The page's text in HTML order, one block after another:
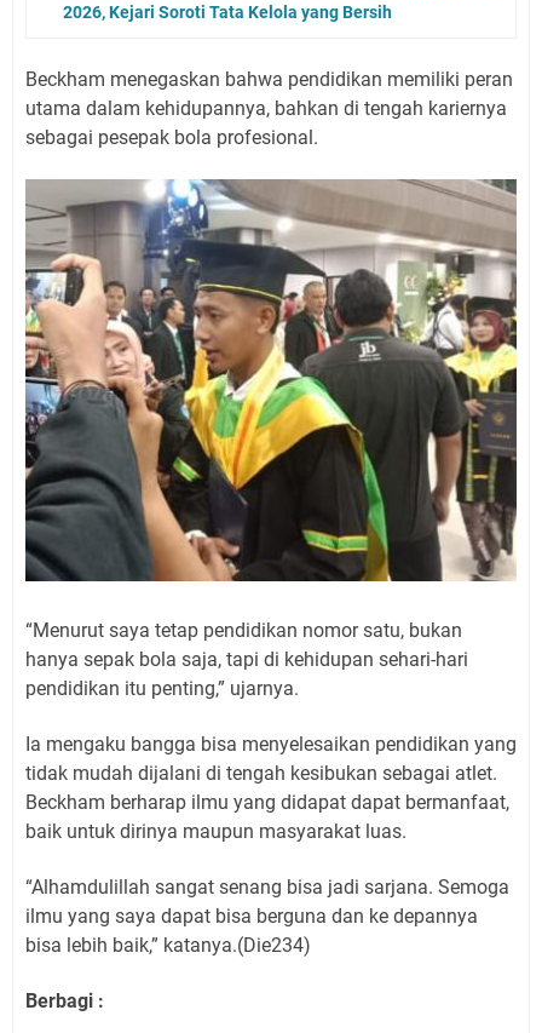
2026, Kejari Soroti Tata Kelola yang Bersih
Beckham menegaskan bahwa pendidikan memiliki peran
utama dalam kehidupannya, bahkan di tengah kariernya
sebagai pesepak bola profesional.
“Menurut saya tetap pendidikan nomor satu, bukan
hanya sepak bola saja, tapi di kehidupan sehari-hari
pendidikan itu penting,” ujarnya.
Ia mengaku bangga bisa menyelesaikan pendidikan yang
tidak mudah dijalani di tengah kesibukan sebagai atlet.
Beckham berharap ilmu yang didapat dapat bermanfaat,
baik untuk dirinya maupun masyarakat luas.
“Alhamdulillah sangat senang bisa jadi sarjana. Semoga
ilmu yang saya dapat bisa berguna dan ke depannya
bisa lebih baik,” katanya.(Die234)
Berbagi :